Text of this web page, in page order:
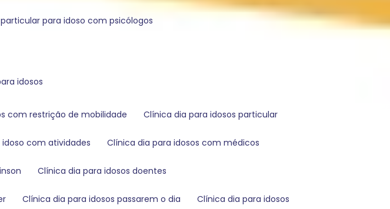
particular para idoso com psicólogos
idosos
com restrição de mobilidade clínica dia para idosos particular
idoso com atividades clínica dia para idosos com médicos
clínica dia para idosos doentes
clínica dia para idosos passarem o dia clínica dia para idosos